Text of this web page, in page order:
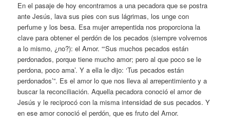
En el pasaje de hoy encontramos a una pecadora que se postra
ante Jesús, lava sus pies con sus lágrimas, los unge con
perfume y los besa. Esa mujer arrepentida nos proporciona la
clave para obtener el perdón de los pecados (siempre volvemos
a lo mismo, ¿no?): el Amor. “‘Sus muchos pecados están
perdonados, porque tiene mucho amor; pero al que poco se le
perdona, poco ama’. Y a ella le dijo: ‘Tus pecados están
perdonados’”. Es el amor lo que nos lleva al arrepentimiento y a
buscar la reconciliación. Aquella pecadora conoció el amor de
Jesús y le reciprocó con la misma intensidad de sus pecados. Y
en ese amor conoció el perdón, que es fruto del Amor.